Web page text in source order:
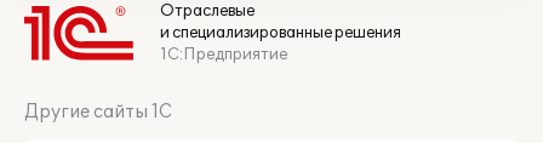
Отраслевые
и специализированные решения
1С:Предприятие
Другие сайты 1С